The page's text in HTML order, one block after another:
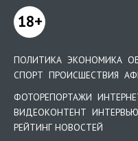
18+
ПОЛИТИКА ЭКОНОМИКА
СПОРТ ПРОИСШЕСТВИЯ
ФОТОРЕПОРТАЖИ
ВИДЕОКОНТЕНТ ИНТЕРВЬЮ
РЕЙТИНГ НОВОСТЕЙ